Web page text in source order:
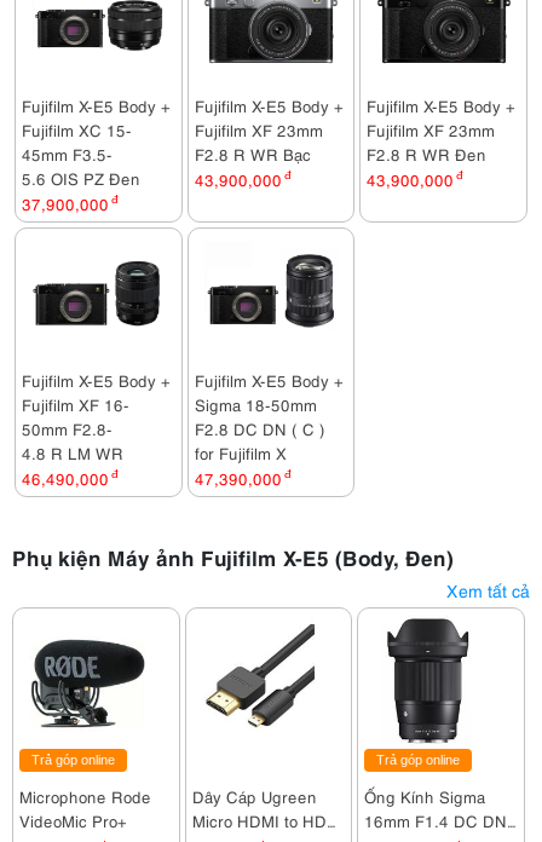
Fujifilm X-E5 Body +
Fujifilm XC 15-
45mm F3.5-
5.6 OIS PZ Đen
37,900,000 đ
Fujifilm X-E5 Body +
Fujifilm XF 23mm
F2.8 R WR Bạc
43,900,000 đ
Fujifilm X-E5 Body +
Fujifilm XF 23mm
F2.8 R WR Đen
43,900,000 đ
Fujifilm X-E5 Body +
Fujifilm XF 16-
50mm F2.8-
4.8 R LM WR
46,490,000 đ
Fujifilm X-E5 Body +
Sigma 18-50mm
F2.8 DC DN ( C )
for Fujifilm X
47,390,000 đ
Phụ kiện Máy ảnh Fujifilm X-E5 (Body, Đen)
Xem tất cả
Trả góp online
Microphone Rode
VideoMic Pro+
Dây Cáp Ugreen
Micro HDMI to HDMI
Trả góp online
Ống Kính Sigma
16mm F1.4 DC DN